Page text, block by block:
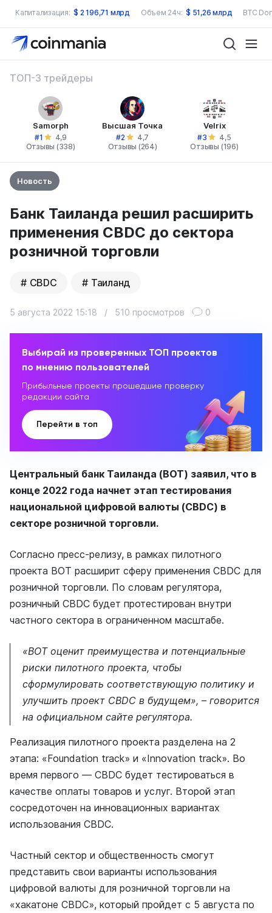
Капитализация: $ 2 196,71 млрд Объем 24ч: $ 51,26 млрд BTC
ТОП-3 трейдеры
Samorph
#1
4,9
Отзывы (338)
Высшая Точка
#2
4,7
Отзывы (264)
Velrix
#3
4,5
Отзывы (196)
Новость
Банк Таиланда решил расширить
применения CBDC до сектора
розничной торговли
CBDC Таиланд
5 августа 2022 15:18 / 510 просмотров 0
Выбирай из проверенных ТОП проектов
по мнению пользователей
Прибыльные проекты прошедшие проверку
редакции сайта
Перейти в топ
Центральный банк Таиланда (BOT) заявил, что в
конце 2022 года начнет этап тестирования
национальной цифровой валюты (CBDC) в
секторе розничной торговли.
Согласно пресс-релизу, в рамках пилотного
проекта BOT расширит сферу применения CBDC для
розничной торговли. По словам регулятора,
розничный CBDC будет протестирован внутри
частного сектора в ограниченном масштабе.
«BOT оценит преимущества и потенциальные
риски пилотного проекта, чтобы
сформулировать соответствующую политику и
улучшить проект CBDC в будущем», – говорится
на официальном сайте регулятора.
Реализация пилотного проекта разделена на 2
этапа: «Foundation track» и «Innovation track». Во
время первого — CBDC будет тестироваться в
качестве оплаты товаров и услуг. Второй этап
сосредоточен на инновационных вариантах
использования CBDC.
Частный сектор и общественность смогут
представить свои варианты использования
цифровой валюты для розничной торговли на
«хакатоне CBDC», который пройдет с 5 августа по